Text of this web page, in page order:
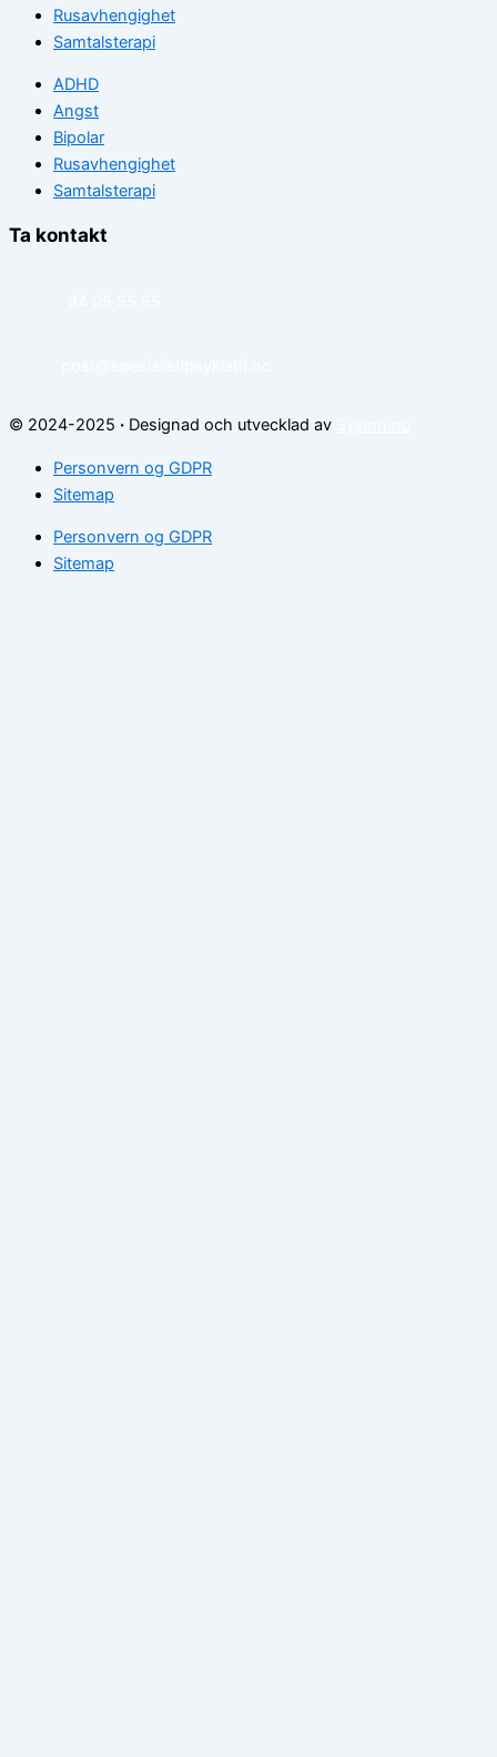
Rusavhengighet
Samtalsterapi
ADHD
Angst
Bipolar
Rusavhengighet
Samtalsterapi
Ta kontakt
© 2024-2025 · Designad och utvecklad av
Personvern og GDPR
Sitemap
Personvern og GDPR
Sitemap